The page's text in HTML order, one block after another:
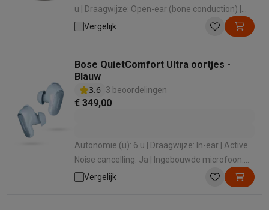
u | Draagwijze: Open-ear (bone conduction) |
Active Noise cancelling: Nee
Vergelijk
Bose QuietComfort Ultra oortjes -
Blauw
3.6 3 beoordelingen
€ 349,00
Autonomie (u): 6 u | Draagwijze: In-ear | Active
Noise cancelling: Ja | Ingebouwde microfoon:
JaVergelijk